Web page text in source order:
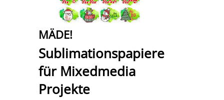
MÄDE!
Sublimationspapiere
für Mixedmedia
Projekte